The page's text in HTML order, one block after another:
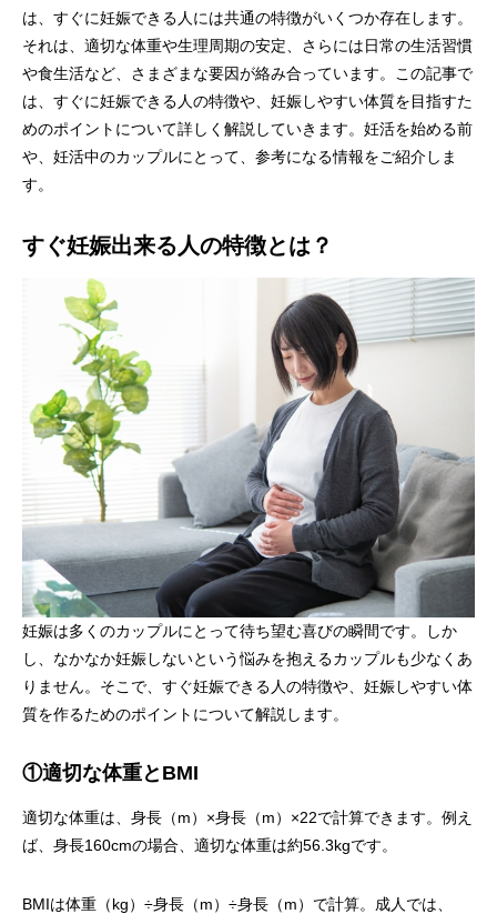
は、すぐに妊娠できる人には共通の特徴がいくつか存在します。
それは、適切な体重や生理周期の安定、さらには日常の生活習慣
や食生活など、さまざまな要因が絡み合っています。この記事で
は、すぐに妊娠できる人の特徴や、妊娠しやすい体質を目指すた
めのポイントについて詳しく解説していきます。妊活を始める前
や、妊活中のカップルにとって、参考になる情報をご紹介しま
す。
すぐ妊娠出来る人の特徴とは？
妊娠は多くのカップルにとって待ち望む喜びの瞬間です。しか
し、なかなか妊娠しないという悩みを抱えるカップルも少なくあ
りません。そこで、すぐ妊娠できる人の特徴や、妊娠しやすい体
質を作るためのポイントについて解説します。
①適切な体重とBMI
適切な体重は、身長（m）×身長（m）×22で計算できます。例え
ば、身長160cmの場合、適切な体重は約56.3kgです。
BMIは体重（kg）÷身長（m）÷身長（m）で計算。成人では、